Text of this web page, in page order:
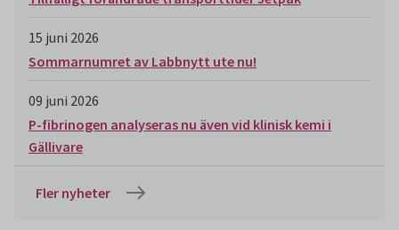
15 juni 2026
Sommarnumret av Labbnytt ute nu!
09 juni 2026
P-fibrinogen analyseras nu även vid klinisk kemi i
Gällivare
Fler nyheter